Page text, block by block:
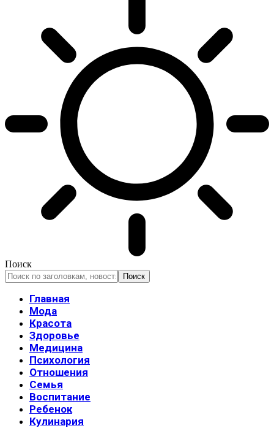
Поиск
Главная
Мода
Красота
Здоровье
Медицина
Психология
Отношения
Семья
Воспитание
Ребенок
Кулинария